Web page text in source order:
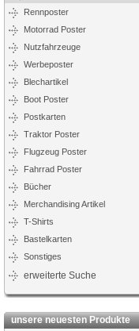
Rennposter
Motorrad Poster
Nutzfahrzeuge
Werbeposter
Blechartikel
Boot Poster
Postkarten
Traktor Poster
Flugzeug Poster
Fahrrad Poster
Bücher
Merchandising Artikel
T-Shirts
Bastelkarten
Sonstiges
erweiterte Suche
unsere neuesten Produkte